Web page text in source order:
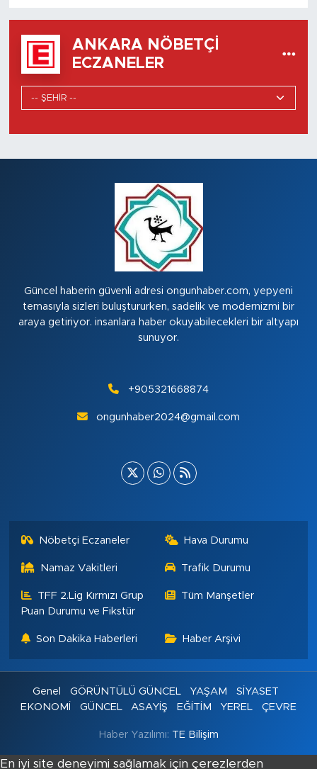
ANKARA NÖBETÇI
ECZANELER
Güncel haberin güvenli adresi ongunhaber.com, yepyeni
temasıyla sizleri buluştururken, sadelik ve modernizmi bir
araya getiriyor. insanlara haber okuyabilecekleri bir altyapı
sunuyor.
+905321668874
ongunhaber2024@gmail.com
Nöbetçi Eczaneler Hava Durumu
Namaz Vakitleri Trafik Durumu
TFF 2.Lig Kırmızı Grup
Puan Durumu ve Fikstür
Tüm Manşetler
Son Dakika Haberleri Haber Arşivi
Genel GÖRÜNTÜLÜ GÜNCEL YAŞAM
SİYASET
EKONOMİ
GÜNCEL ASAYİŞ EĞİTİM YEREL ÇEVRE
Haber Yazılımı: TE Bilişim
En iyi site deneyimi sağlamak için çerezlerden